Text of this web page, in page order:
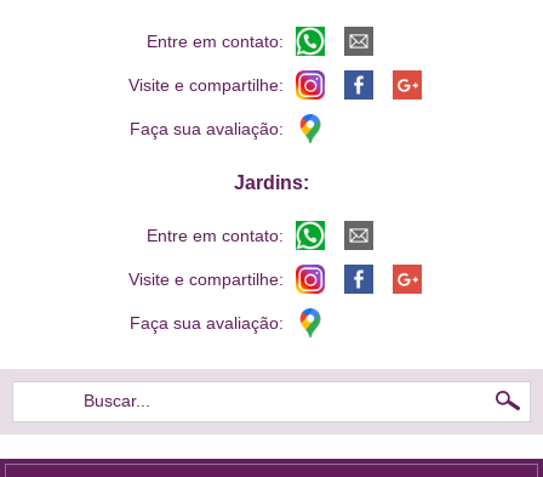
Entre em contato:
Visite e compartilhe:
Faça sua avaliação:
Jardins:
Entre em contato:
Visite e compartilhe:
Faça sua avaliação:
Buscar...